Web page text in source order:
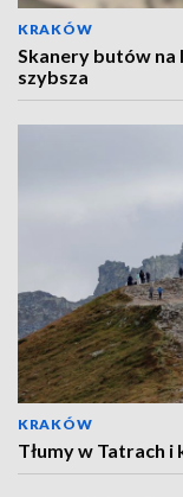
KRAKÓW
Skanery butów
szybsza
KRAKÓW
Tłumy w Tatrach